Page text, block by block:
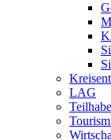
LAG
Teilhabe